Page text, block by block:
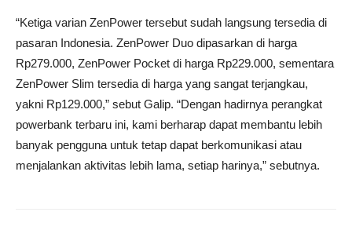
“Ketiga varian ZenPower tersebut sudah langsung tersedia di
pasaran Indonesia. ZenPower Duo dipasarkan di harga
Rp279.000, ZenPower Pocket di harga Rp229.000, sementara
ZenPower Slim tersedia di harga yang sangat terjangkau,
yakni Rp129.000,” sebut Galip. “Dengan hadirnya perangkat
powerbank terbaru ini, kami berharap dapat membantu lebih
banyak pengguna untuk tetap dapat berkomunikasi atau
menjalankan aktivitas lebih lama, setiap harinya,” sebutnya.